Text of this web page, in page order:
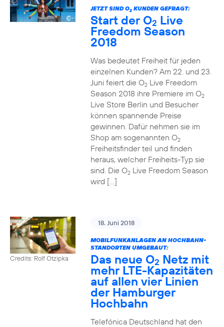
JETZT SIND O2KUNDEN GEFRAGT:
Start der O2 Live
Freedom Season
2018
Was bedeutet Freiheit für jeden
einzelnen Kunden? Am 22. und 23.
Juni feiert die O2Live Freedom
Season 2018 ihre Premiere im O2
Live Store Berlin und Besucher
können spannende Preise
gewinnen. Dafür nehmen sie im
Shop am sogenannten O2
Freiheitsfinder teil und finden
heraus, welcher Freiheits-Typ sie
sind. Die O2Live Freedom Season
wird […]
Credits: Rolf Otzipka
18. Juni 2018
MOBILFUNKANLAGEN AN HOCHBAHN-
STANDORTEN UMGEBAUT:
Das neue O2 Netz mit
mehr LTE-Kapazitäten
auf allen vier Linien
der Hamburger
Hochbahn
Telefónica Deutschland hat den